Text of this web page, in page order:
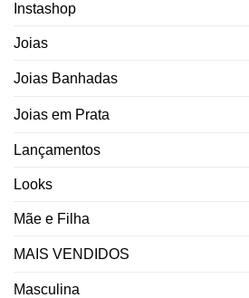
Instashop
Joias
Joias Banhadas
Joias em Prata
Lançamentos
Looks
Mãe e Filha
MAIS VENDIDOS
Masculina